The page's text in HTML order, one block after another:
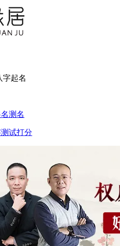
字起名
测名
试打分